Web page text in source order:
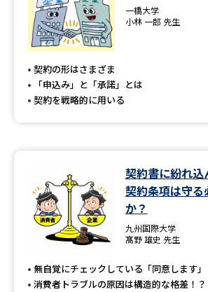
一橋大学
小林 一郎 先生
契約の形はさまざま
「申込み」と「承諾」とは
契約を戦略的に用いる
契約書に紛れ込
契約条項は守る
か？
九州国際大学
髙野 雄史 先生
無自覚にチェックしている「同意します」
消費者トラブルの原因は構造的な格差！？